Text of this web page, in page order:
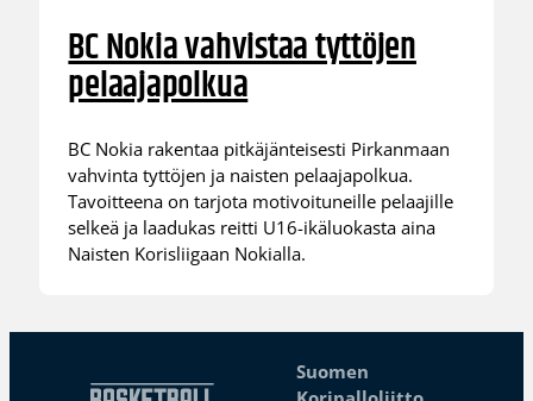
BC Nokia vahvistaa tyttöjen
pelaajapolkua
BC Nokia rakentaa pitkäjänteisesti Pirkanmaan
vahvinta tyttöjen ja naisten pelaajapolkua.
Tavoitteena on tarjota motivoituneille pelaajille
selkeä ja laadukas reitti U16-ikäluokasta aina
Naisten Korisliigaan Nokialla.
Suomen